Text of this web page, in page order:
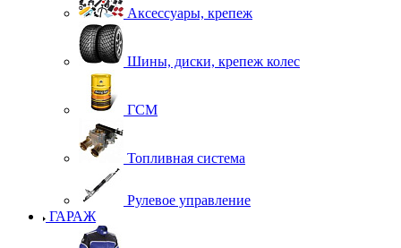
Аксессуары, крепеж
Шины, диски, крепеж колес
ГСМ
Топливная система
Рулевое управление
ГАРАЖ